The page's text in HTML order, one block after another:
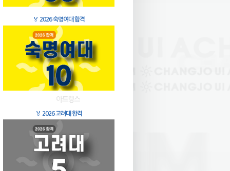
🏅 2026 숙명여대 합격
🏅 2026 고려대 합격